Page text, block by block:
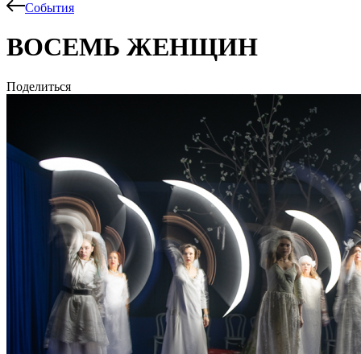
События
ВОСЕМЬ ЖЕНЩИН
Поделиться